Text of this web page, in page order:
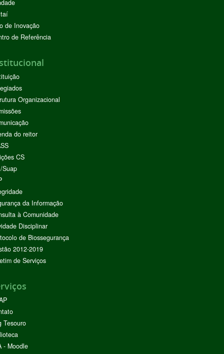
de Inovação
de Referência
Organizacional
do reitor
CS
Suap
da Informação
à Comunidade
Disciplinar
de Biossegurança
2012-2019
de Serviços
Tesouro
- Moodle